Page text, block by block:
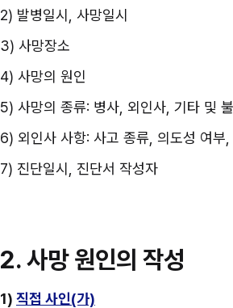
2) 발병일시, 사망일시
3) 사망장소
4) 사망의 원인
5) 사망의 종류: 병사, 외인사, 기타 및
6) 외인사 사항: 사고 종류, 의도성 여부
7) 진단일시, 진단서 작성자
2. 사망 원인의 작성
1) 직접 사인(가)